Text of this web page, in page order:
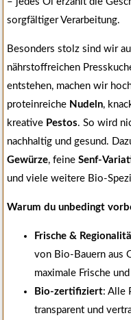
sorgfältiger Verarbeitung.
Besonders stolz sind wir
nährstoffreichen
entstehen, machen wir
proteinreiche Nudeln,
kreative Pestos. So wird
nachhaltig und gesund.
Gewürze, feine Senf-
und viele weitere Bio-
Warum du unbedingt
Frische &
von Bio-Bauern aus
maximale Frische
Bio-zertifiziert: Alle
transparent und